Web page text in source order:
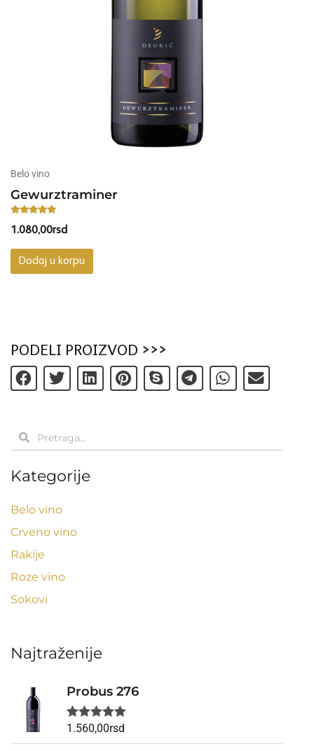
Pretraga
Pretraga
Kategorije
Belo vino
Crveno vino
Rakije
Roze vino
Sokovi
Najtraženije
Probus 276
Ocenjeno
1.560,00rsd
Belo vino
Gewurztraminer
sa
od 5
1.080,00rsd
Dodaj u korpu
PODELI PROIZVOD >>>